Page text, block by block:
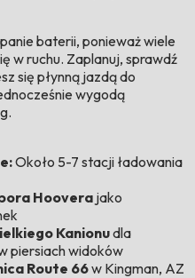
baterii, ponieważ wiele
w ruchu. Zaplanuj, sprawdź
się płynną jazdą do
wygodą
Około 5-7 stacji ładowania
Hoovera jako
Kanionudla
piersiach widoków
Route 66w Kingman, AZ